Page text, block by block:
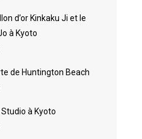
d’or Kinkaku Ji et le
à Kyoto
de Huntington Beach
à Kyoto